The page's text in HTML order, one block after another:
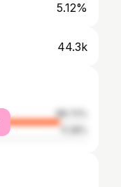
5.12%
44.3k
88.72%
11.28%